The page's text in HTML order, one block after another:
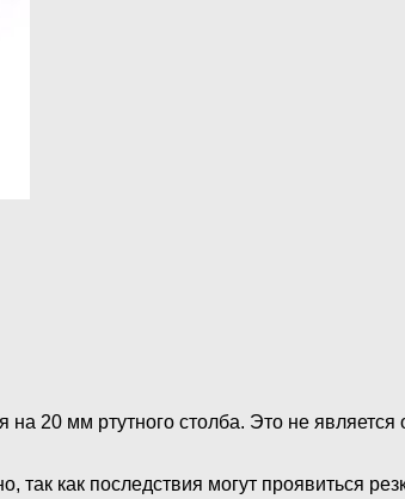
20 мм ртутного столба. Это не является
как последствия могут проявиться